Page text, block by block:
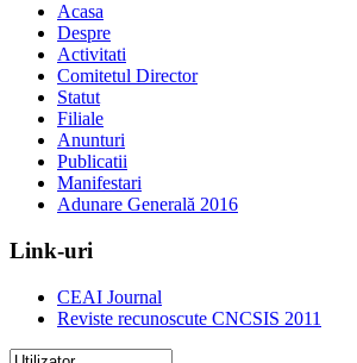
Acasa
Despre
Activitati
Comitetul Director
Statut
Filiale
Anunturi
Publicatii
Manifestari
Adunare Generală 2016
Link-uri
CEAI Journal
Reviste recunoscute CNCSIS 2011